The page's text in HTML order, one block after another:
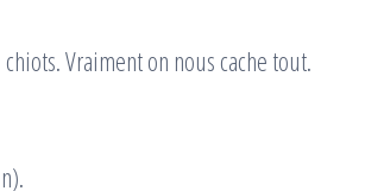
Vraiment on nous cache tout.